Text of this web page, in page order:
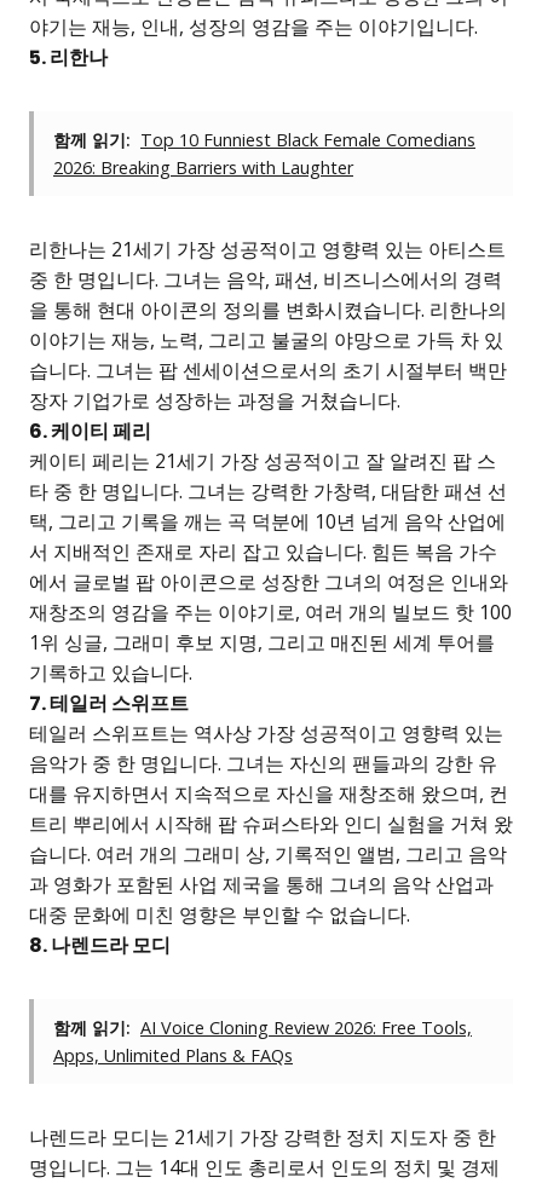
야기는 재능, 인내, 성장의 영감을 주는 이야기입니다.
5. 리한나
함께 읽기: Top 10 Funniest Black Female Comedians
2026: Breaking Barriers with Laughter
리한나는 21세기 가장 성공적이고 영향력 있는 아티스트
중 한 명입니다. 그녀는 음악, 패션, 비즈니스에서의 경력
을 통해 현대 아이콘의 정의를 변화시켰습니다. 리한나의
이야기는 재능, 노력, 그리고 불굴의 야망으로 가득 차 있
습니다. 그녀는 팝 센세이션으로서의 초기 시절부터 백만
장자 기업가로 성장하는 과정을 거쳤습니다.
6. 케이티 페리
케이티 페리는 21세기 가장 성공적이고 잘 알려진 팝 스
타 중 한 명입니다. 그녀는 강력한 가창력, 대담한 패션 선
택, 그리고 기록을 깨는 곡 덕분에 10년 넘게 음악 산업에
서 지배적인 존재로 자리 잡고 있습니다. 힘든 복음 가수
에서 글로벌 팝 아이콘으로 성장한 그녀의 여정은 인내와
재창조의 영감을 주는 이야기로, 여러 개의 빌보드 핫 100
1위 싱글, 그래미 후보 지명, 그리고 매진된 세계 투어를
기록하고 있습니다.
7. 테일러 스위프트
테일러 스위프트는 역사상 가장 성공적이고 영향력 있는
음악가 중 한 명입니다. 그녀는 자신의 팬들과의 강한 유
대를 유지하면서 지속적으로 자신을 재창조해 왔으며, 컨
트리 뿌리에서 시작해 팝 슈퍼스타와 인디 실험을 거쳐 왔
습니다. 여러 개의 그래미 상, 기록적인 앨범, 그리고 음악
과 영화가 포함된 사업 제국을 통해 그녀의 음악 산업과
대중 문화에 미친 영향은 부인할 수 없습니다.
8. 나렌드라 모디
함께 읽기: AI Voice Cloning Review 2026: Free Tools,
Apps, Unlimited Plans & FAQs
나렌드라 모디는 21세기 가장 강력한 정치 지도자 중 한
명입니다. 그는 14대 인도 총리로서 인도의 정치 및 경제